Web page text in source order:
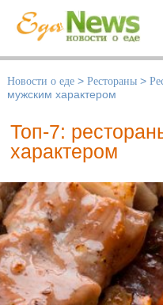
Новости о еде > Рестораны >
мужским характером
Топ-7:
характером